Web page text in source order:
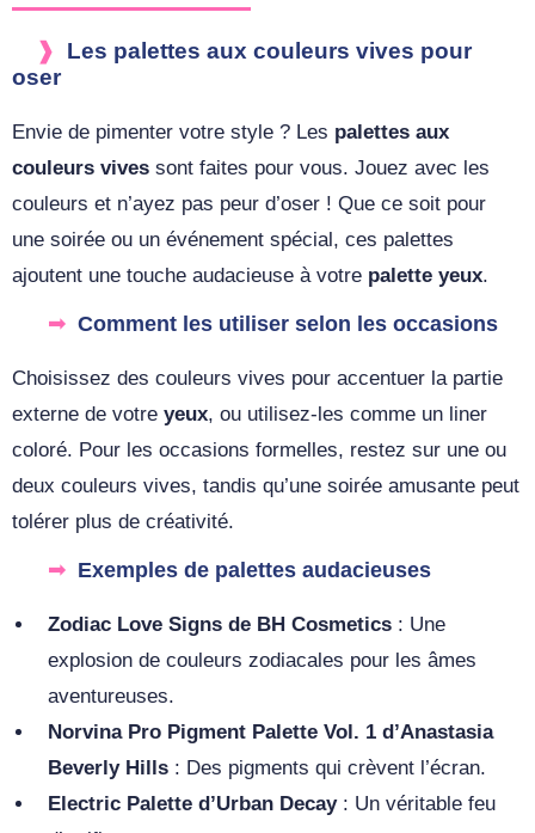
Les palettes aux couleurs vives pour
oser
Envie de pimenter votre style ? Les palettes aux
couleurs vives sont faites pour vous. Jouez avec les
couleurs et n’ayez pas peur d’oser ! Que ce soit pour
une soirée ou un événement spécial, ces palettes
ajoutent une touche audacieuse à votre palette yeux.
Comment les utiliser selon les occasions
Choisissez des couleurs vives pour accentuer la partie
externe de votre yeux, ou utilisez-les comme un liner
coloré. Pour les occasions formelles, restez sur une ou
deux couleurs vives, tandis qu’une soirée amusante peut
tolérer plus de créativité.
Exemples de palettes audacieuses
Zodiac Love Signs de BH Cosmetics : Une
explosion de couleurs zodiacales pour les âmes
aventureuses.
Norvina Pro Pigment Palette Vol. 1 d’Anastasia
Beverly Hills : Des pigments qui crèvent l’écran.
Electric Palette d’Urban Decay: Un véritable feu